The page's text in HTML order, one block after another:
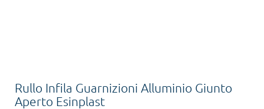
Rullo Infila Guarnizioni Alluminio Giunto
Aperto Esinplast